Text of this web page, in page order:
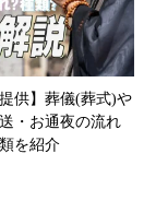
提供】葬儀(葬式)や
・お通夜の流れ
を紹介